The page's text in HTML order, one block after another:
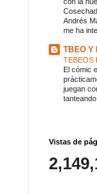
Andrés
me ha
TBEO Y
TEBEOS
El cómic
juegan
tanteando
Vistas de